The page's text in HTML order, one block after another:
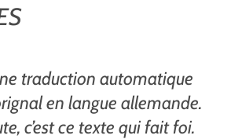
traduction automatique
en langue allemande.
c’est ce texte qui fait foi.